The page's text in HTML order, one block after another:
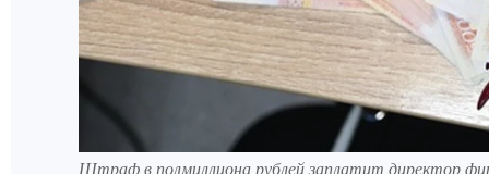
Штраф в полмиллиона рублей заплатит директор